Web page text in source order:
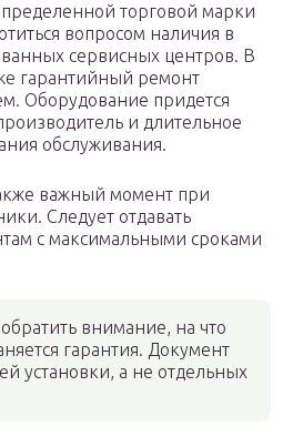
торговой марки
вопросом наличия в
сервисных центров. В
гарантийный ремонт
Оборудование придется
и длительное
обслуживания.
важный момент при
Следует отдавать
с максимальными сроками
внимание, на что
гарантия. Документ
установки, а не отдельных